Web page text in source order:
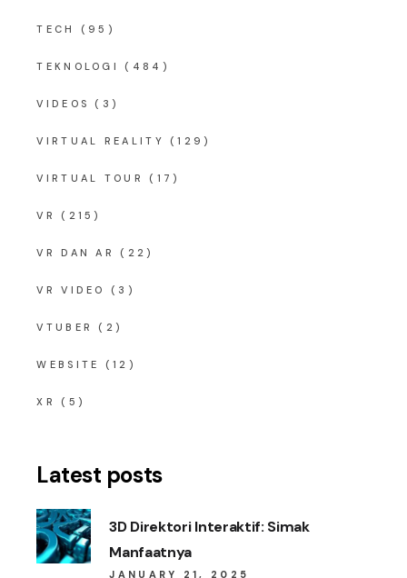
TECH (95)
TEKNOLOGI (484)
VIDEOS (3)
VIRTUAL REALITY (129)
VIRTUAL TOUR (17)
VR (215)
VR DAN AR (22)
VR VIDEO (3)
VTUBER (2)
WEBSITE (12)
XR (5)
Latest posts
3D Direktori Interaktif: Simak
Manfaatnya
JANUARY 21, 2025